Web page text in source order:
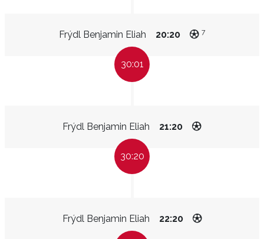
Frýdl Benjamin Eliah 20:20 7
30:01
Frýdl Benjamin Eliah 21:20
30:20
Frýdl Benjamin Eliah 22:20